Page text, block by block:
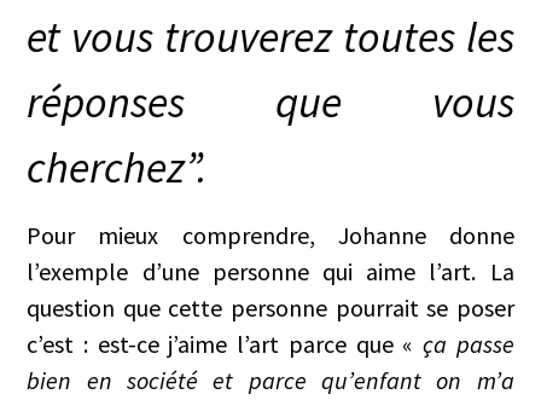
et vous trouverez toutes les
réponses que vous
cherchez”.
Pour mieux comprendre, Johanne donne
l’exemple d’une personne qui aime l’art. La
question que cette personne pourrait se poser
c’est : est-ce j’aime l’art parce que « ça passe
bien en société et parce qu’enfant on m’a